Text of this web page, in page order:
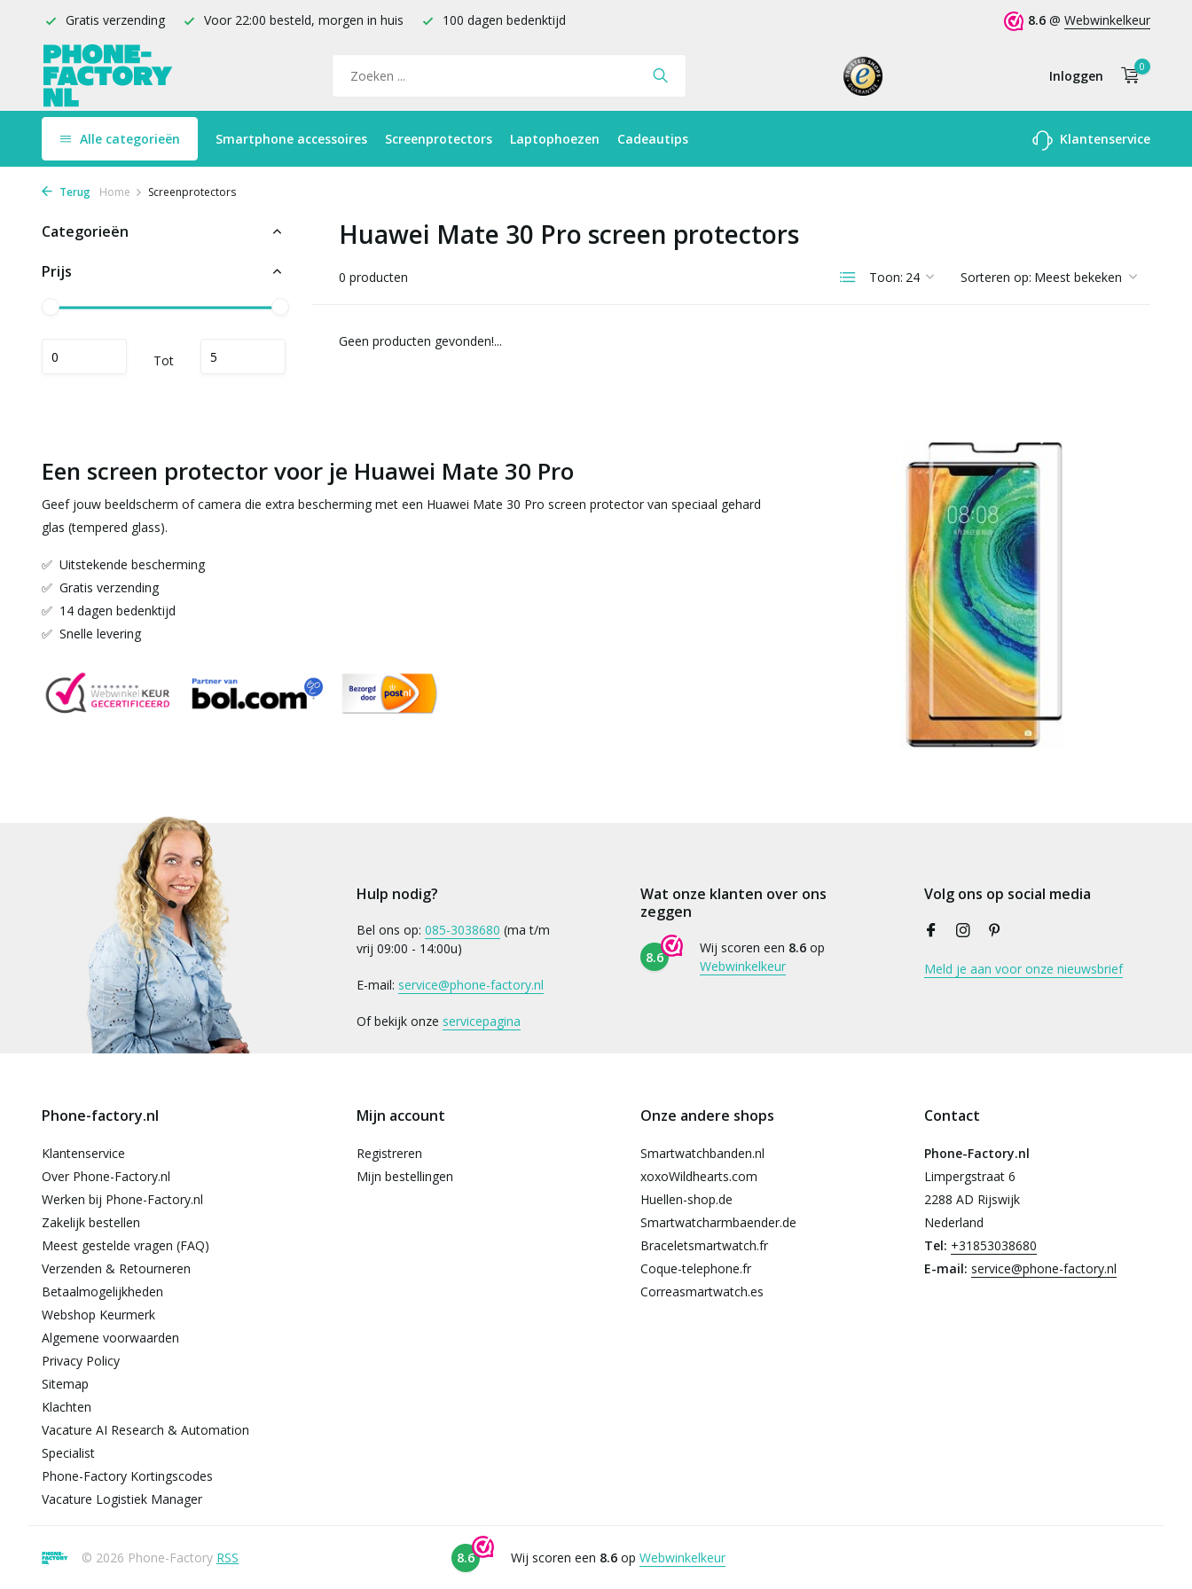
Gratis verzending Voor 22:00 besteld, morgen in huis 100 dagen bedenktijd 8.6 @ Webwinkelkeur
Inloggen
Account
0
Alle categorieën Smartphone accessoires Screenprotectors Laptophoezen Cadeautips Klantenservice
Terug Home Screenprotectors
Categorieën
Prijs
Tot
Huawei Mate 30 Pro screen protectors
0 producten Toon: Sorteren op:
Geen producten gevonden!...
Een screen protector voor je Huawei Mate 30 Pro
Geef jouw beeldscherm of camera die extra bescherming met een Huawei Mate 30 Pro screen protector van speciaal gehard
glas (tempered glass).
✅ Uitstekende bescherming
✅ Gratis verzending
✅ 14 dagen bedenktijd
✅ Snelle levering
Hulp nodig?
Bel ons op: 085-3038680 (ma t/m
vrij 09:00 - 14:00u)
E-mail: service@phone-factory.nl
Of bekijk onze servicepagina
Wat onze klanten over ons
zeggen
8.6
Wij scoren een 8.6 op
Webwinkelkeur
Volg ons op social media
Meld je aan voor onze nieuwsbrief
Phone-factory.nl
Klantenservice
Over Phone-Factory.nl
Werken bij Phone-Factory.nl
Zakelijk bestellen
Meest gestelde vragen (FAQ)
Verzenden & Retourneren
Betaalmogelijkheden
Webshop Keurmerk
Algemene voorwaarden
Privacy Policy
Sitemap
Klachten
Vacature AI Research & Automation
Specialist
Phone-Factory Kortingscodes
Vacature Logistiek Manager
Mijn account
Registreren
Mijn bestellingen
Onze andere shops
Smartwatchbanden.nl
xoxoWildhearts.com
Huellen-shop.de
Smartwatcharmbaender.de
Braceletsmartwatch.fr
Coque-telephone.fr
Correasmartwatch.es
Contact
Phone-Factory.nl
Limpergstraat 6
2288 AD Rijswijk
Nederland
Tel: +31853038680
E-mail: service@phone-factory.nl
© 2026 Phone-Factory RSS 8.6 Wij scoren een 8.6op Webwinkelkeur